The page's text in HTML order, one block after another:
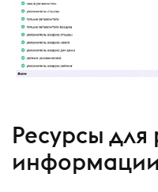
Ресурсы